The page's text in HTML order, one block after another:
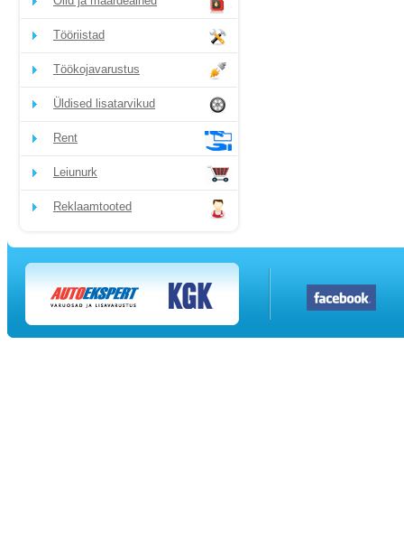
Tööriistad
Töökojavarustus
Üldised lisatarvikud
Rent
Leiunurk
Reklaamtooted